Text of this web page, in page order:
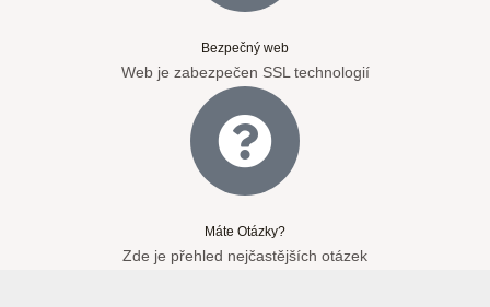
Bezpečný web
Web je zabezpečen SSL technologií
Máte Otázky?
Zde je přehled nejčastějších otázek